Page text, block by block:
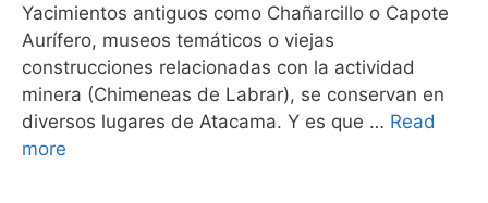
Yacimientos antiguos como Chañarcillo o Capote
Aurífero, museos temáticos o viejas
construcciones relacionadas con la actividad
minera (Chimeneas de Labrar), se conservan en
diversos lugares de Atacama. Y es que … Read
more